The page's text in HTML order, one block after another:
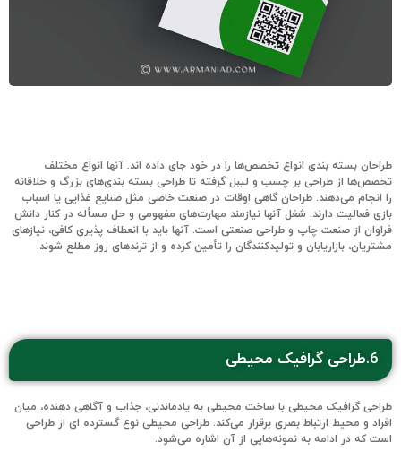
طراحان بسته بندی انواع تخصص‌ها را در خود جای داده اند. آنها انواع مختلف
تخصص‌ها از طراحی بر چسب و لیبل گرفته تا طراحی بسته بندی‌های بزرگ و خلاقانه
را انجام می‌دهند. طراحان گاهی اوقات در صنعت خاصی مثل صنایع غذایی یا اسباب
بازی فعالیت دارند. شغل آنها نیازمند مهارت‌های مفهومی و حل مسأله در کنار دانش
فراوان از صنعت چاپ و طراحی صنعتی است. آنها باید با انعطاف پذیری کافی، نیازهای
مشتریان، بازاریابان و تولیدکنندگان را تأمین کرده و از ترندهای روز مطلع شوند.
6.طراحی گرافیک محیطی
طراحی گرافیک محیطی با ساخت محیطی به یادماندنی، جذاب و آگاهی دهنده، میان
افراد و محیط ارتباط بصری برقرار می‌کند. طراحی محیطی نوع گسترده ای از طراحی
است که در ادامه به نمونه‌هایی از آن اشاره می‌شود.